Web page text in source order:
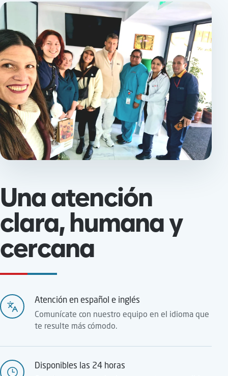
Una atención
clara, humana y
cercana
Atención en español e inglés
Comunícate con nuestro equipo en el idioma que
te resulte más cómodo.
Disponibles las 24 horas